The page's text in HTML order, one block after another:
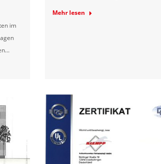
im
Mehr lesen